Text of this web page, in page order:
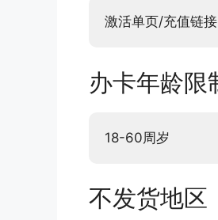
激活单页/充值链
办卡年龄限
18-60周岁
不发货地区